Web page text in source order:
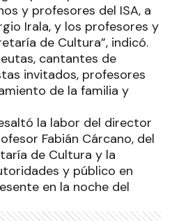
y profesores del ISA, a
Irala, y los profesores y
de Cultura”, indicó.
cantantes de
invitados, profesores
de la familia y
la labor del director
Fabián Cárcano, del
de Cultura y la
y público en
en la noche del